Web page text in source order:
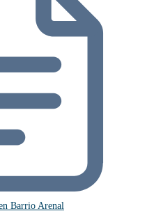
Barrio Arenal